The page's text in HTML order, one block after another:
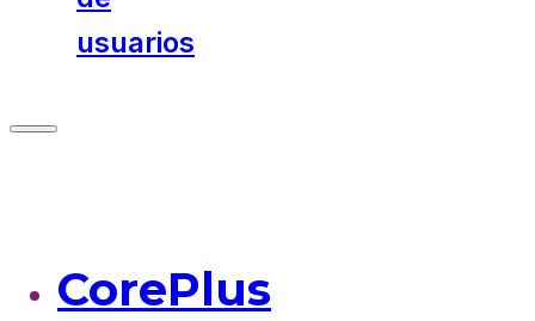
usuarios
CorePlus